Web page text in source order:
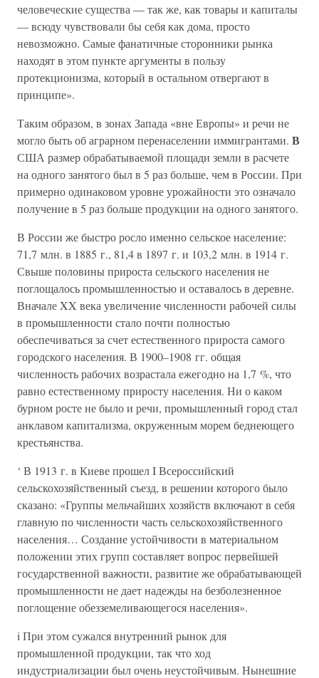
человеческие существа — так же, как товары и капиталы
— всюду чувствовали бы себя как дома, просто
невозможно. Самые фанатичные сторонники рынка
находят в этом пункте аргументы в пользу
протекционизма, который в остальном отвергают в
принципе».
Таким образом, в зонах Запада «вне Европы» и речи не
могло быть об аграрном перенаселении иммигрантами. В
США размер обрабатываемой площади земли в расчете
на одного занятого был в 5 раз больше, чем в России. При
примерно одинаковом уровне урожайности это означало
получение в 5 раз больше продукции на одного занятого.
В России же быстро росло именно сельское население:
71,7 млн. в 1885 г., 81,4 в 1897 г. и 103,2 млн. в 1914 г.
Свыше половины прироста сельского населения не
поглощалось промышленностью и оставалось в деревне.
Вначале XX века увеличение численности рабочей силы
в промышленности стало почти полностью
обеспечиваться за счет естественного прироста самого
городского населения. В 1900–1908 гг. общая
численность рабочих возрастала ежегодно на 1,7 %, что
равно естественному приросту населения. Ни о каком
бурном росте не было и речи, промышленный город стал
анклавом капитализма, окруженным морем беднеющего
крестьянства.
‘ В 1913 г. в Киеве прошел I Всероссийский
сельскохозяйственный съезд, в решении которого было
сказано: «Группы мельчайших хозяйств включают в себя
главную по численности часть сельскохозяйственного
населения… Создание устойчивости в материальном
положении этих групп составляет вопрос первейшей
государственной важности, развитие же обрабатывающей
промышленности не дает надежды на безболезненное
поглощение обезземеливающегося населения».
i При этом сужался внутренний рынок для
промышленной продукции, так что ход
индустриализации был очень неустойчивым. Нынешние